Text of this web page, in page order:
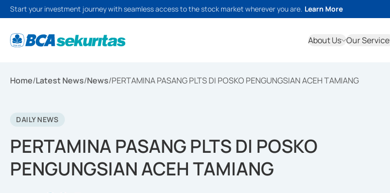
Start your investment journey with seamless access to the stock market wherever you are. Learn More
About Us Our Service
Home/Latest News/News/PERTAMINA PASANG PLTS DI POSKO PENGUNGSIAN ACEH TAMIANG
DAILY NEWS
PERTAMINA PASANG PLTS DI POSKO
PENGUNGSIAN ACEH TAMIANG